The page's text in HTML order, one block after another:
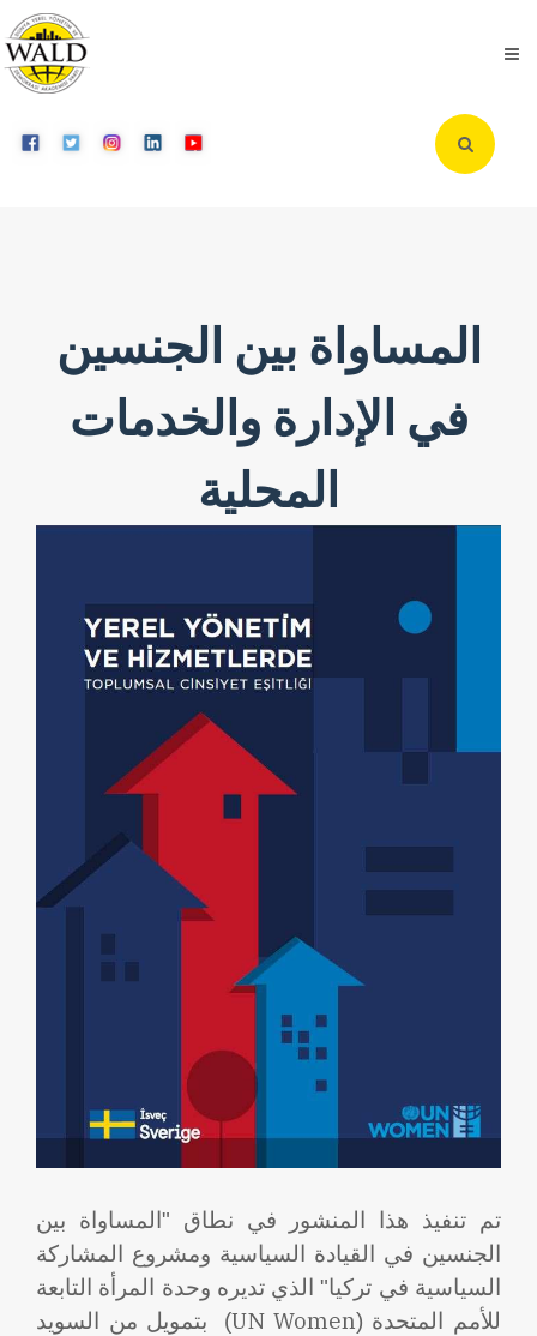
المساواة بين الجنسين
في الإدارة والخدمات
المحلية
تم تنفيذ هذا المنشور في نطاق "المساواة بين
الجنسين في القيادة السياسية ومشروع المشاركة
السياسية في تركيا" الذي تديره وحدة المرأة التابعة
للأمم المتحدة (UN Women
)
بتمويل من السويد